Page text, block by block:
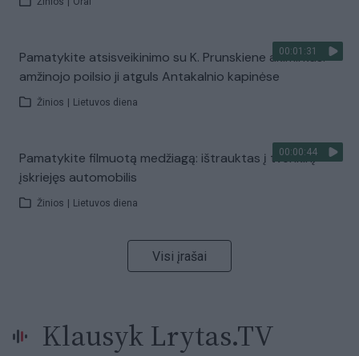
00:01:31
Pamatykite atsisveikinimo su K. Prunskiene akimirkas:
amžinojo poilsio ji atguls Antakalnio kapinėse
Žinios Lietuvos diena
00:00:44
Pamatykite filmuotą medžiagą: ištrauktas į tvenkinį
įskriejęs automobilis
Žinios Lietuvos diena
Visi įrašai
Klausyk Lrytas.TV